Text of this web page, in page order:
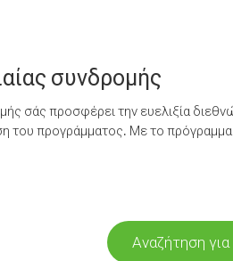
συνδρομής
σάς προσφέρει την ευελιξία
του προγράμματος. Με το πρόγραμμα
Αναζήτηση